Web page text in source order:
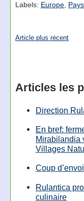
Labels: Europe,
Article plus récent
Articles les
Direction
En bref:
Mirabilandia
Villages
Coup
Rulantica
culinaire